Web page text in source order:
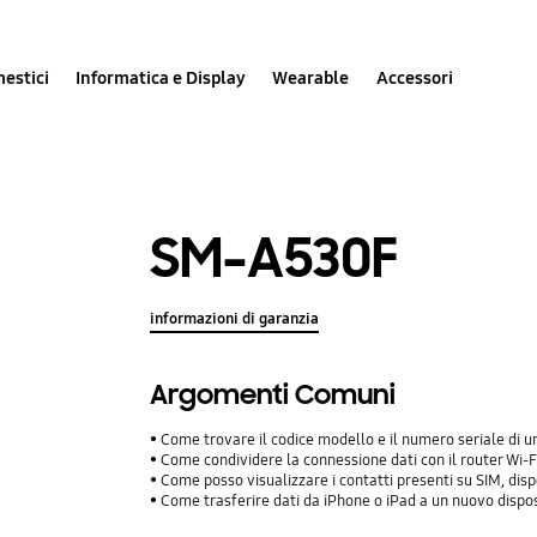
Informatica e Display Wearable Accessori
SM-A530F
informazioni di garanzia
Argomenti Comuni
Come trovare il codice modello e il numero seriale di
Come condividere la connessione dati con il router
Come posso visualizzare i contatti presenti su SIM,
Come trasferire dati da iPhone o iPad a un nuovo